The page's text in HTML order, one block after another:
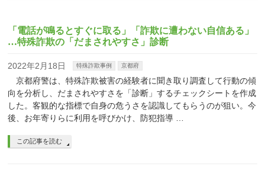
「電話が鳴るとすぐに取る」「詐欺に遭わない自信ある」
…特殊詐欺の「だまされやすさ」診断
2022年2月18日 特殊詐欺事例 京都府
京都府警は、特殊詐欺被害の経験者に聞き取り調査して行動の傾
向を分析し、だまされやすさを「診断」するチェックシートを作成
した。客観的な指標で自身の危うさを認識してもらうのが狙い。今
後、お年寄りらに利用を呼びかけ、防犯指導 …
この記事を読む